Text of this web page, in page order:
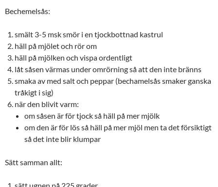
Bechemelsås:
smält 3-5 msk smör i en tjockbottnad kastrul
häll på mjölet och rör om
häll på mjölken och vispa ordentligt
låt såsen värmas under omrörning så att den inte bränns
smaka av med salt och peppar (bechamelsås smaker ganska
tråkigt i sig)
när den blivit varm:
om såsen är för tjock så häll på mer mjölk
om den är för lös så häll på mer mjöl men ta det försiktigt
så det inte blir klumpar
Sätt samman allt: